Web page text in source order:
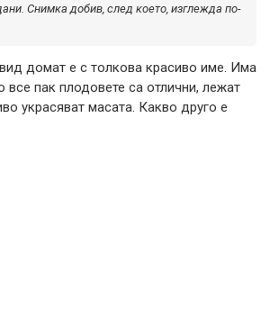
Снимка добив, след което, изглежда по-
домат е с толкова красиво име. Има
все пак плодовете са отлични, лежат
украсяват масата. Какво друго е